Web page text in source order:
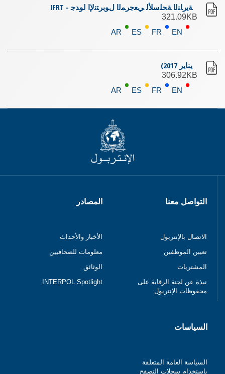
ﺔﻳرﺎﻨﻟا ﺔﺤﻠﺳﻸﻟ ﻲﻌﺟﺮﻤﻟا لﻮﺑﺮﺘﻧﻹا لوﺪﺟ - IFRT
321.09KB
EN
FR
ES
AR
يناير 2017)
306.92KB
EN
FR
ES
AR
التواصل معنا
الاتصال بالإنتربول
تعيين الموظفين
المشتريات
نبذة عن لجنة الرقابة على
محفوظات الإنتربول
المصادر
الأخبار والأحداث
معلومات للصحافيين
الوثائق
INTERPOL Spotlight
السياسات
السياسة العامة المتعلقة
باستخدام سجلات التصفح